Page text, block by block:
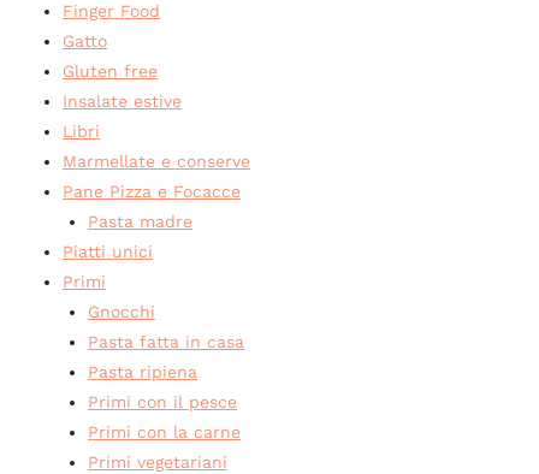
Finger Food
Gatto
Gluten free
Insalate estive
Libri
Marmellate e conserve
Pane Pizza e Focacce
Pasta madre
Piatti unici
Primi
Gnocchi
Pasta fatta in casa
Pasta ripiena
Primi con il pesce
Primi con la carne
Primi vegetariani